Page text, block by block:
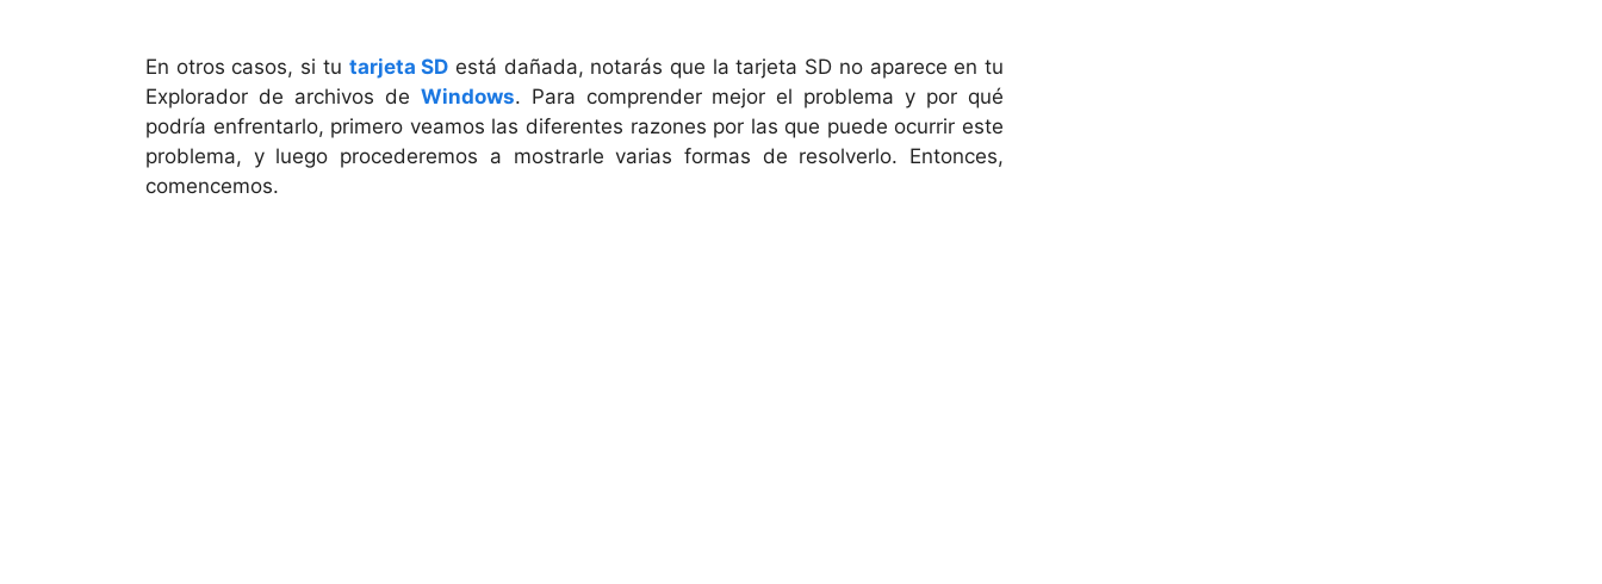
En otros casos, si tu tarjeta SD está dañada, notarás que la tarjeta SD no aparece en tu
Explorador de archivos de Windows. Para comprender mejor el problema y por qué
podría enfrentarlo, primero veamos las diferentes razones por las que puede ocurrir este
problema, y ​​luego procederemos a mostrarle varias formas de resolverlo. Entonces,
comencemos.